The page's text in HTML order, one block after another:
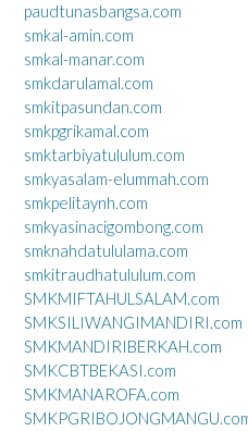
paudtunasbangsa.com
smkal-amin.com
smkal-manar.com
smkdarulamal.com
smkitpasundan.com
smkpgrikamal.com
smktarbiyatululum.com
smkyasalam-elummah.com
smkpelitaynh.com
smkyasinacigombong.com
smknahdatululama.com
smkitraudhatululum.com
SMKMIFTAHULSALAM.com
SMKSILIWANGIMANDIRI.com
SMKMANDIRIBERKAH.com
SMKCBTBEKASI.com
SMKMANAROFA.com